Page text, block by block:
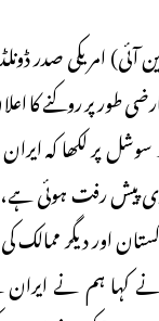
(یو این آئی) امریکی
طور پر روکنے کا
پر لکھا کہ
پیش رفت ہوئی ہے،
اور دیگر ممالک
کہا ہم نے ایران